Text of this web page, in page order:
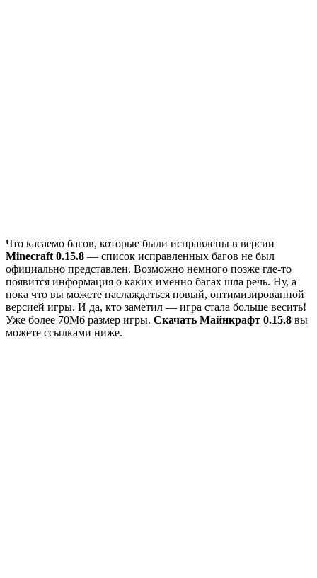
Что касаемо багов, которые были исправлены в версии
Minecraft 0.15.8 — список исправленных багов не был
официально представлен. Возможно немного позже где-то
появится информация о каких именно багах шла речь. Ну, а
пока что вы можете наслаждаться новый, оптимизированной
версией игры. И да, кто заметил — игра стала больше весить!
Уже более 70Мб размер игры. Скачать Майнкрафт 0.15.8 вы
можете ссылками ниже.